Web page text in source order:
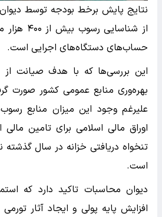
نتایج پایش برخط بودجه توسط
از
حساب‌های دستگاه‌های اجرایی است.
این بررسی‌ها که با هدف صیانت از
بهره‌وری منابع عمومی کشور صورت
علیرغم وجود این میزان منابع
اوراق مالی اسلامی برای تامین
تنخواه دریافتی خزانه در سال گذشته
است.
دیوان محاسبات تاکید دارد که
افزایش پایه پولی و ایجاد آثار